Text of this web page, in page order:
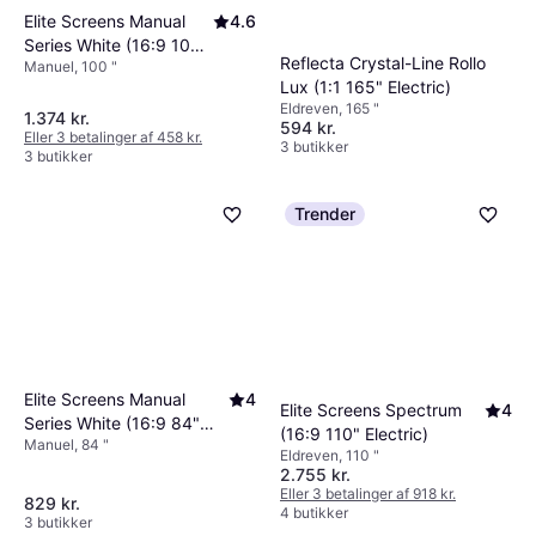
Elite Screens Manual
Series White (16:9 100"
Manual)
4.6
Manuel, 100 "
1.374 kr.
Eller 3 betalinger af 458 kr.
3 butikker
Reflecta Crystal-Line Rollo
Lux (1:1 165" Electric)
Eldreven, 165 "
594 kr.
3 butikker
Elite Screens Manual
Series White (16:9 84"
Manual)
4
Manuel, 84 "
829 kr.
3 butikker
Trender
Elite Screens Spectrum
(16:9 110" Electric)
4
Eldreven, 110 "
2.755 kr.
Eller 3 betalinger af 918 kr.
4 butikker
værktøjer til den valgte monteringsmetode.